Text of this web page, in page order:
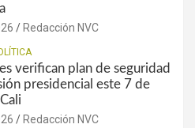
Redacción NVC
verifican plan de seguridad
presidencial este 7 de
Redacción NVC